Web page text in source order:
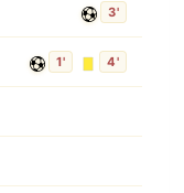
3'
1' 4'